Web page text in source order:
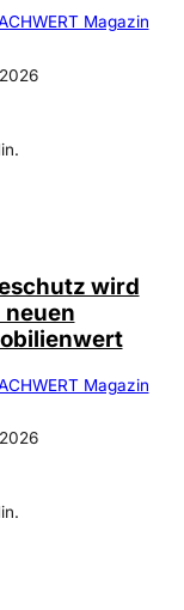
Magazin
wird
neuen
Magazin